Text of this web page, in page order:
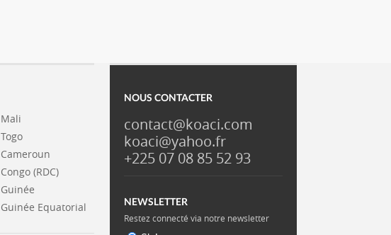
Mali
Togo
Cameroun
Congo (RDC)
Guinée
Guinée Equatorial
NOUS CONTACTER
contact@koaci.com
koaci@yahoo.fr
+225 07 08 85 52 93
NEWSLETTER
Restez connecté via notre newsletter